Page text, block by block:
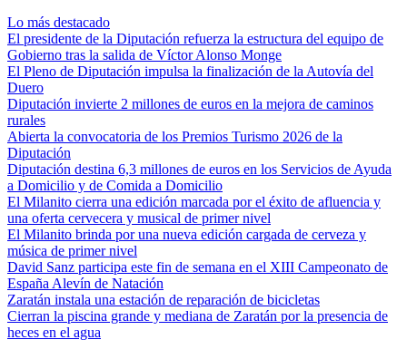
Lo más destacado
El presidente de la Diputación refuerza la estructura del equipo de
Gobierno tras la salida de Víctor Alonso Monge
El Pleno de Diputación impulsa la finalización de la Autovía del
Duero
Diputación invierte 2 millones de euros en la mejora de caminos
rurales
Abierta la convocatoria de los Premios Turismo 2026 de la
Diputación
Diputación destina 6,3 millones de euros en los Servicios de Ayuda
a Domicilio y de Comida a Domicilio
El Milanito cierra una edición marcada por el éxito de afluencia y
una oferta cervecera y musical de primer nivel
El Milanito brinda por una nueva edición cargada de cerveza y
música de primer nivel
David Sanz participa este fin de semana en el XIII Campeonato de
España Alevín de Natación
Zaratán instala una estación de reparación de bicicletas
Cierran la piscina grande y mediana de Zaratán por la presencia de
heces en el agua